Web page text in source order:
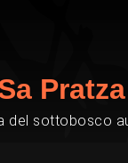
Pratza
del sottobosco